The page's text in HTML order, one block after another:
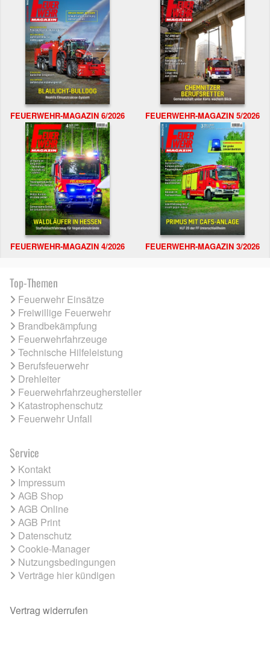
FEUERWEHR-MAGAZIN 6/2026 FEUERWEHR-MAGAZIN 5/2026
FEUERWEHR-MAGAZIN 4/2026 FEUERWEHR-MAGAZIN 3/2026
Top-Themen
Feuerwehr Einsätze
Freiwillige Feuerwehr
Brandbekämpfung
Feuerwehrfahrzeuge
Technische Hilfeleistung
Berufsfeuerwehr
Drehleiter
Feuerwehrfahrzeughersteller
Katastrophenschutz
Feuerwehr Unfall
Service
Kontakt
Impressum
AGB Shop
AGB Online
AGB Print
Datenschutz
Cookie-Manager
Nutzungsbedingungen
Verträge hier kündigen
Vertrag widerrufen